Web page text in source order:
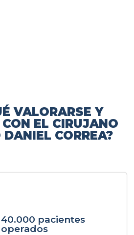
VALORARSE Y
EL CIRUJANO
CORREA?
40.000 pacientes
operados